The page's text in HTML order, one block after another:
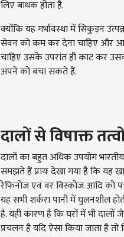
सेवन को कम कर देना चाहिए और
चाहिए उसके उपरांत ही काट कर
अपने को बचा सकते हैं.
दालों से विषाक्त
दालों का बहुत अधिक उपयोग
समझते हैं प्रायः देखा गया है कि यह
रेफिनोज एवं वर विस्कोज आदि को
यह सभी शर्करा पानी में घुलनशील
है. यही कारण है कि घरों में भी
प्रचलन है यदि ऐसा किया जाता है
और वह पेट के लिए लाभकारी साबित